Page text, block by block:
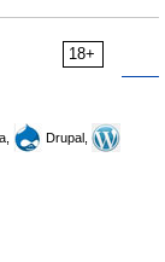
18+
Drupal,